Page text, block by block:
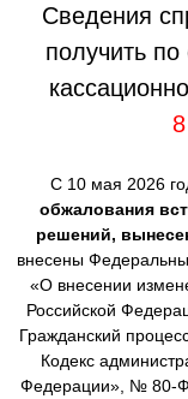
Сведения
получить
С 10 мая 2026
обжалования
решений,
внесены
«О внесении
Российской
Гражданский
Кодекс
Федерации», № 80-